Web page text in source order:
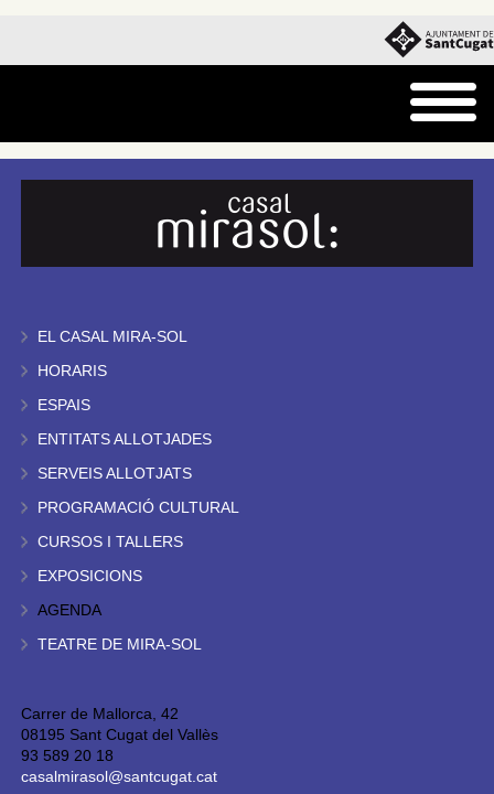
EL CASAL MIRA-SOL
HORARIS
ESPAIS
ENTITATS ALLOTJADES
SERVEIS ALLOTJATS
PROGRAMACIÓ CULTURAL
CURSOS I TALLERS
EXPOSICIONS
AGENDA
TEATRE DE MIRA-SOL
Carrer de Mallorca, 42
08195 Sant Cugat del Vallès
93 589 20 18
casalmirasol@santcugat.cat